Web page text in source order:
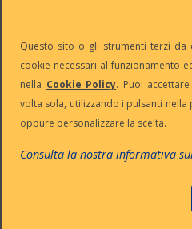
Partita Iva:
IT13383650150
Capitale
Sociale: €
10.500 i.v.
:
Copyright © Digiway Srl - Designed
Software
Questo sito o gli strumenti terzi da
cookie necessari al funzionamento
nella Cookie Policy. Puoi
volta sola, utilizzando i pulsanti
oppure personalizzare la scelta.
Consulta la nostra informativa